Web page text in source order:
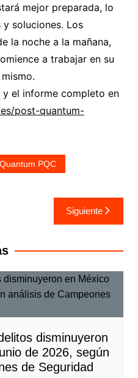
mejor preparada, lo
soluciones. Los
la noche a la mañana,
a trabajar en su
el informe completo en
post-quantum-
Quantum PQC
Siguiente
disminuyeron
de 2026, según
de Seguridad